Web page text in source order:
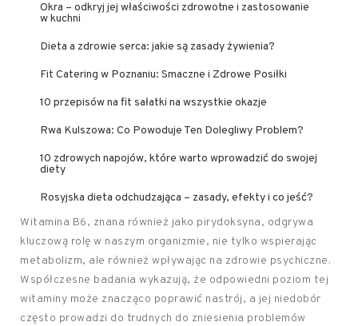
Okra – odkryj jej właściwości zdrowotne i zastosowanie
w kuchni
Dieta a zdrowie serca: jakie są zasady żywienia?
Fit Catering w Poznaniu: Smaczne i Zdrowe Posiłki
10 przepisów na fit sałatki na wszystkie okazje
Rwa Kulszowa: Co Powoduje Ten Dolegliwy Problem?
10 zdrowych napojów, które warto wprowadzić do swojej
diety
Rosyjska dieta odchudzająca – zasady, efekty i co jeść?
Witamina B6, znana również jako pirydoksyna, odgrywa
kluczową rolę w naszym organizmie, nie tylko wspierając
metabolizm, ale również wpływając na zdrowie psychiczne.
Współczesne badania wykazują, że odpowiedni poziom tej
witaminy może znacząco poprawić nastrój, a jej niedobór
często prowadzi do trudnych do zniesienia problemów